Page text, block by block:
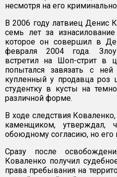
несмотря на его
В 2006 году латвиец Денис
семь лет за
которое он совершил в
февраля 2004 года.
встретил на Шоп-стрит в
попытался завязать с
купленный у продавца роз
студентку в кусты на
различной форме.
В ходе следствия
каменщиком, утверждал,
обоюдному согласию, но его
Сразу после
Коваленко получил
права пребывания на